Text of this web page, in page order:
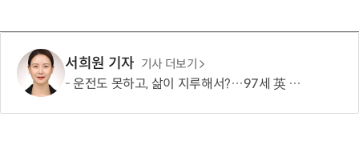
서희원 기자 기사 더보기
운전도 못하고, 삶이 지루해서?…97세 英 할머니, 비행기 날개에 매달렸다